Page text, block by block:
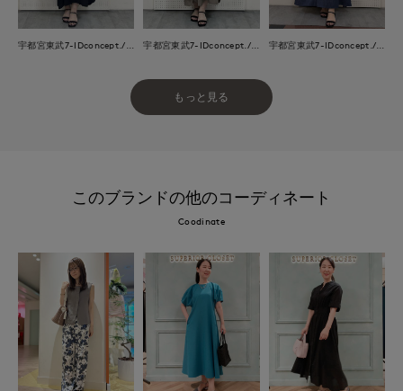
もっと見る
このブランドの他のコーディネート
Coodinate